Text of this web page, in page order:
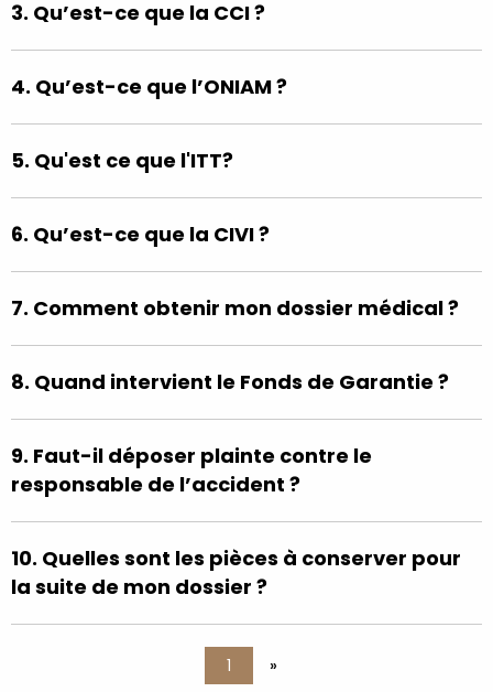
3. Qu’est-ce que la CCI ?
4. Qu’est-ce que l’ONIAM ?
5. Qu'est ce que l'ITT?
6. Qu’est-ce que la CIVI ?
7. Comment obtenir mon dossier médical ?
8. Quand intervient le Fonds de Garantie ?
9. Faut-il déposer plainte contre le
responsable de l’accident ?
10. Quelles sont les pièces à conserver pour
la suite de mon dossier ?
1 »